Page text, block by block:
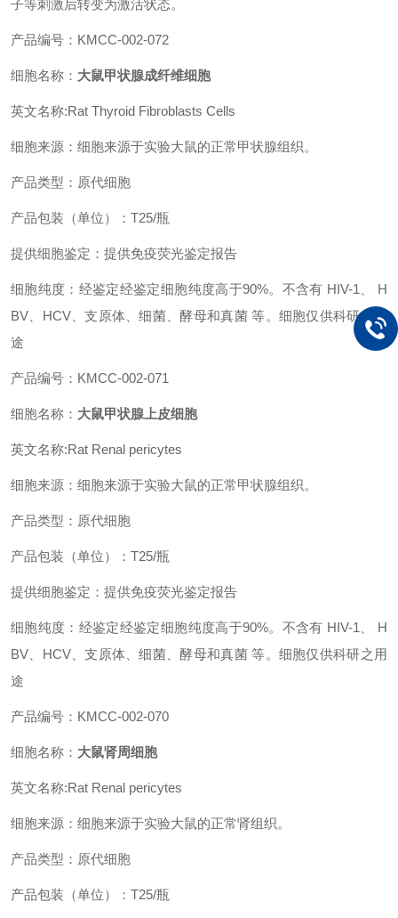
子等刺激后转变为激活状态。
产品编号：KMCC-002-072
细胞名称： 大鼠甲状腺成纤维细胞
英文名称:Rat Thyroid Fibroblasts Cells
细胞来源：细胞来源于实验大鼠的正常甲状腺组织。
产品类型：原代细胞
产品包装（单位）：T25/瓶
提供细胞鉴定：提供免疫荧光鉴定报告
细胞纯度：经鉴定经鉴定细胞纯度高于90%。不含有 HIV-1、 H
BV、HCV、支原体、细菌、酵母和真菌 等。细胞仅供科研之用
途
产品编号：KMCC-002-071
细胞名称： 大鼠甲状腺上皮细胞
英文名称:Rat Renal pericytes
细胞来源：细胞来源于实验大鼠的正常甲状腺组织。
产品类型：原代细胞
产品包装（单位）：T25/瓶
提供细胞鉴定：提供免疫荧光鉴定报告
细胞纯度：经鉴定经鉴定细胞纯度高于90%。不含有 HIV-1、 H
BV、HCV、支原体、细菌、酵母和真菌 等。细胞仅供科研之用
途
产品编号：KMCC-002-070
细胞名称： 大鼠肾周细胞
英文名称:Rat Renal pericytes
细胞来源：细胞来源于实验大鼠的正常肾组织。
产品类型：原代细胞
产品包装（单位）：T25/瓶